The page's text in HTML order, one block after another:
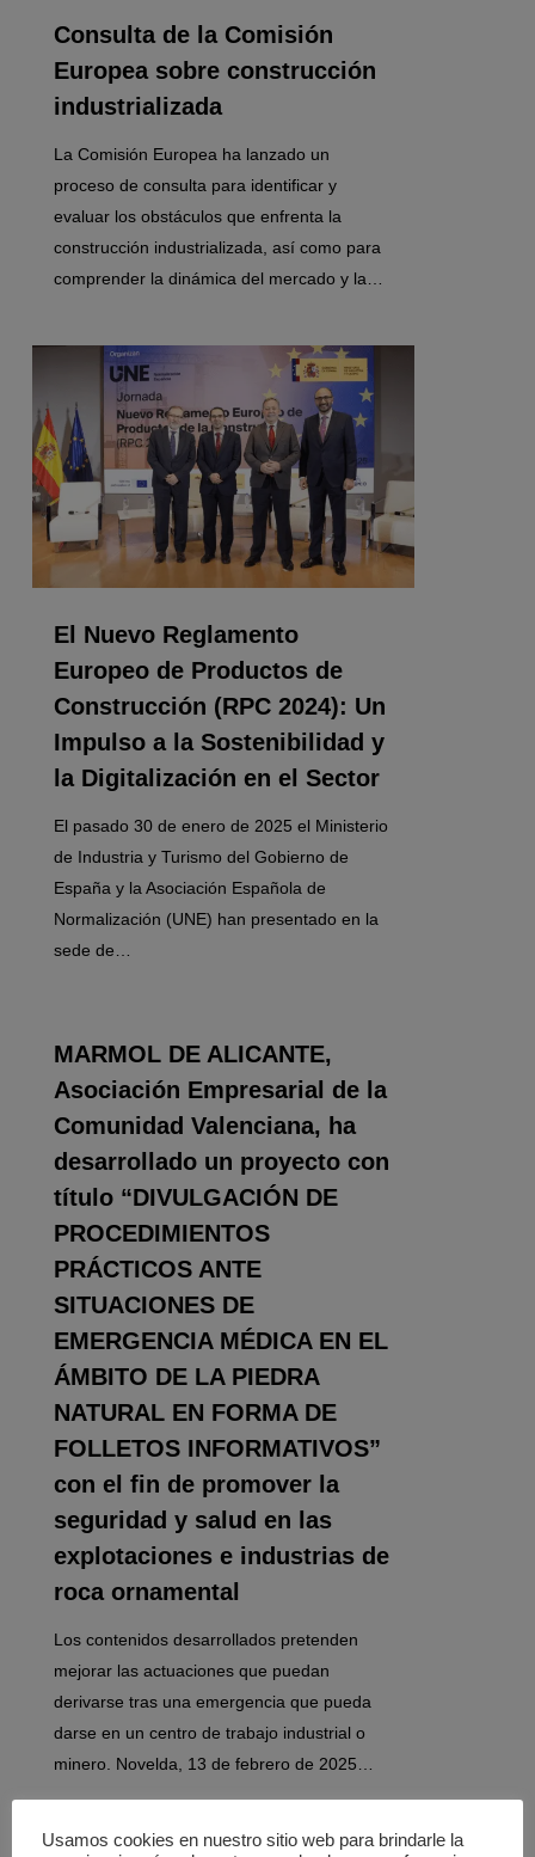
Consulta de la Comisión
Europea sobre construcción
industrializada
La Comisión Europea ha lanzado un
proceso de consulta para identificar y
evaluar los obstáculos que enfrenta la
construcción industrializada, así como para
comprender la dinámica del mercado y la…
El Nuevo Reglamento
Europeo de Productos de
Construcción (RPC 2024): Un
Impulso a la Sostenibilidad y
la Digitalización en el Sector
El pasado 30 de enero de 2025 el Ministerio
de Industria y Turismo del Gobierno de
España y la Asociación Española de
Normalización (UNE) han presentado en la
sede de…
MARMOL DE ALICANTE,
Asociación Empresarial de la
Comunidad Valenciana, ha
desarrollado un proyecto con
título “DIVULGACIÓN DE
PROCEDIMIENTOS
PRÁCTICOS ANTE
SITUACIONES DE
EMERGENCIA MÉDICA EN EL
ÁMBITO DE LA PIEDRA
NATURAL EN FORMA DE
FOLLETOS INFORMATIVOS”
con el fin de promover la
seguridad y salud en las
explotaciones e industrias de
roca ornamental
Los contenidos desarrollados pretenden
mejorar las actuaciones que puedan
derivarse tras una emergencia que pueda
darse en un centro de trabajo industrial o
minero. Novelda, 13 de febrero de 2025…
0
Usamos cookies en nuestro sitio web para brindarle la